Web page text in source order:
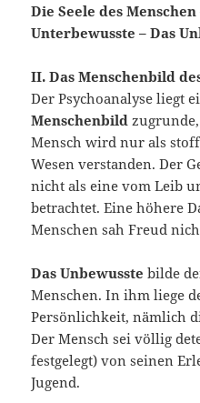
Die Seele des
Unterbewusste – Das
II. Das Menschenbild
Der Psychoanalyse liegt
Menschenbild
Mensch wird nur als
Wesen verstanden. Der
nicht als eine vom Leib
betrachtet. Eine höhere
Menschen sah Freud
Das Unbewusste bilde
Menschen. In ihm liege
Persönlichkeit, nämlich
Der Mensch sei völlig
festgelegt) von seinen
Jugend.